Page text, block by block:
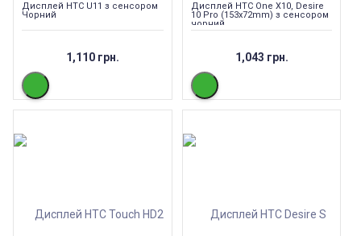
Дисплей HTC U11 з сенсором
Чорний
1,110 грн.
Дисплей HTC One X10, Desire
10 Pro (153x72mm) з сенсором
чорний
1,043 грн.